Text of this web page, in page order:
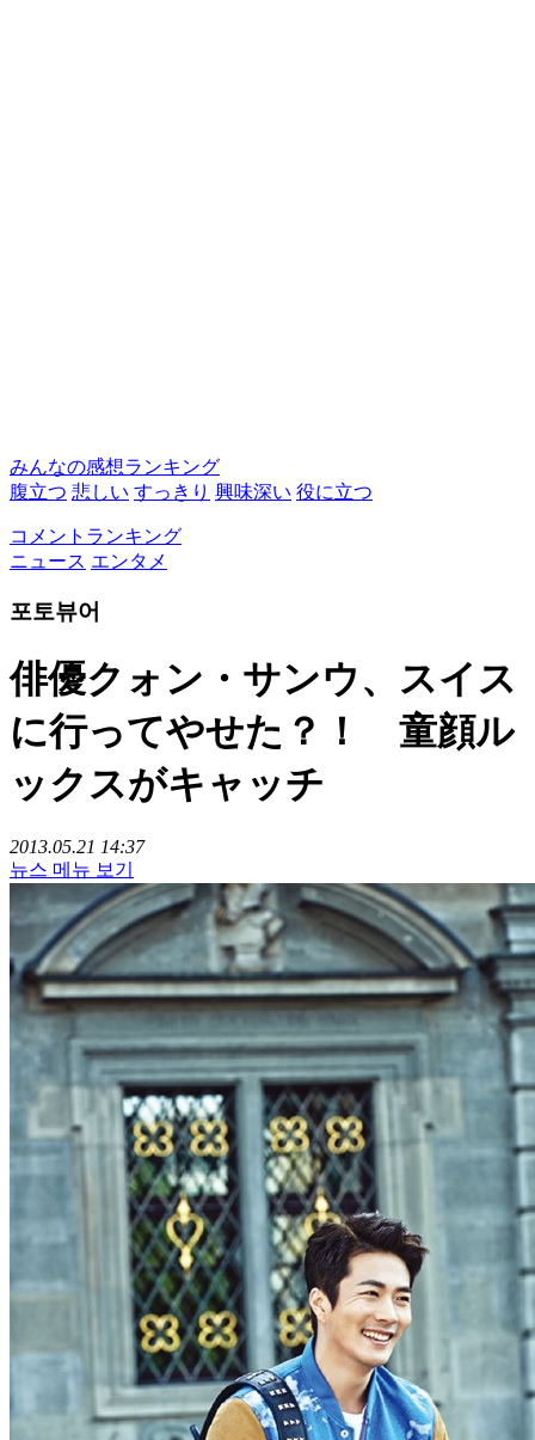
みんなの感想ランキング
腹立つ 悲しい すっきり 興味深い 役に立つ
コメントランキング
ニュース エンタメ
포토뷰어
俳優クォン・サンウ、スイス
に行ってやせた？！ 童顔ル
ックスがキャッチ
2013.05.21 14:37
뉴스 메뉴 보기